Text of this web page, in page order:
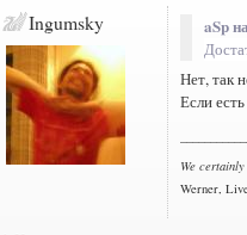
Ingumsky aSp
Нет, так
Если
We
Werner,